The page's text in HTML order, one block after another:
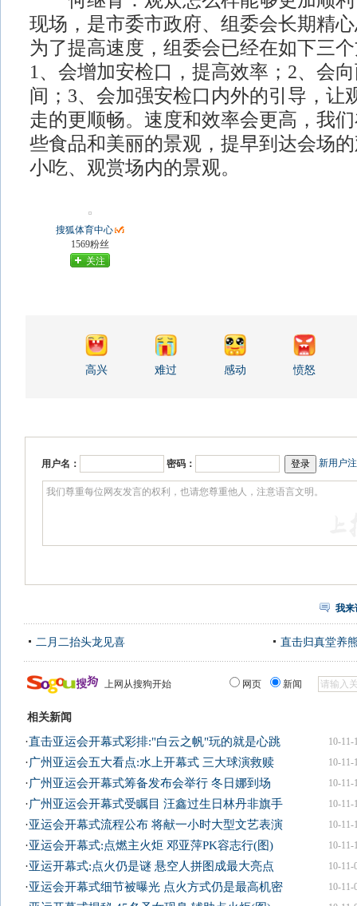
现场，是市委市政府、组委会长期精
为了提高速度，组委会已经在如下三
1、会增加安检口，提高效率；2、会
间；3、会加强安检口内外的引导，让
走的更顺畅。速度和效率会更高，我
些食品和美丽的景观，提早到达会场
小吃、观赏场内的景观。
搜狐体育中心
1569粉丝
关注
高兴 难过 感动 愤怒
用户名： 密码： 新用户
我来
二月二抬头龙见喜 直击归真堂养
上网从搜狗开始 网页 新闻
相关新闻
10-11-
·直击亚运会开幕式彩排:"白云之帆"玩的就是心跳
10-11-
·广州亚运会五大看点:水上开幕式 三大球演救赎
10-11-
·广州亚运会开幕式筹备发布会举行 冬日娜到场
10-11-
·广州亚运会开幕式受瞩目 汪鑫过生日林丹非旗手
10-11-
·亚运会开幕式流程公布 将献一小时大型文艺表演
10-11-
·亚运会开幕式:点燃主火炬 邓亚萍PK容志行(图)
10-11-
·亚运开幕式:点火仍是谜 悬空人拼图成最大亮点
10-11-
·亚运会开幕式细节被曝光 点火方式仍是最高机密